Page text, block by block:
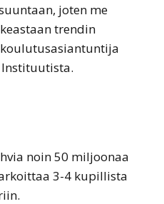
joten me
trendin
noin 50 miljoonaa
3-4 kupillista